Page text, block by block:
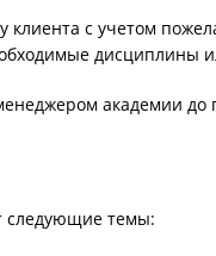
клиента с учетом
дисциплины
академии
следующие темы: